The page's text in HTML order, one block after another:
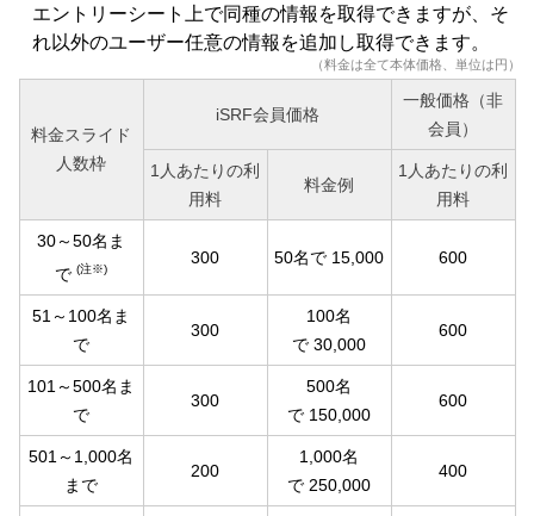
エントリーシート上で同種の情報を取得できますが、そ
れ以外のユーザー任意の情報を追加し取得できます。
（料金は全て本体価格、単位は円）
料金スライド
人数枠
iSRF会員価格
一般価格（非
会員）
1人あたりの利
用料
料金例
1人あたりの利
用料
30～50名ま
で (注※)
300 50名で 15,000 600
51～100名ま
で
300
100名
で 30,000
600
101～500名ま
で
300
500名
で 150,000
600
501～1,000名
まで
200
1,000名
で 250,000
400